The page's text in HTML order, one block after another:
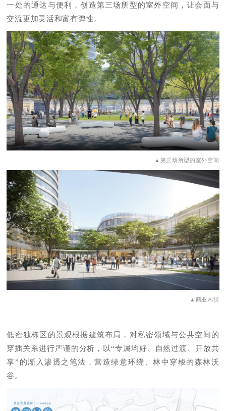
一处的通达与便利，创造第三场所型的室外空间，让会面与
交流更加灵活和富有弹性。
▲第三场所型的室外空间
▲商业内街
低密独栋区的景观根据建筑布局，对私密领域与公共空间的
穿插关系进行严谨的分析，以“专属均好、自然过渡、开放共
享”的渐入渗透之笔法，营造绿意环绕、林中穿梭的森林沃
谷。